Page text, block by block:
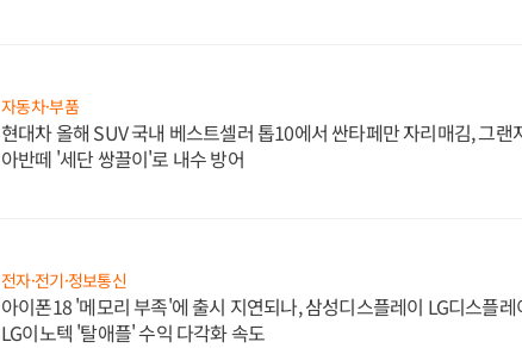
자동차·부품
현대차 올해 SUV 국내 베스트셀러 톱10에서 싼타페만 자리매김, 그랜
아반떼 '세단 쌍끌이'로 내수 방어
전자·전기·정보통신
아이폰18 '메모리 부족'에 출시 지연되나, 삼성디스플레이 LG디스플레
LG이노텍 '탈애플' 수익 다각화 속도